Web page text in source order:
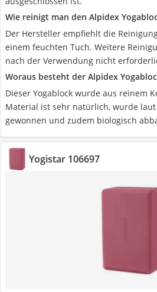
Wie reinigt man den Alpidex
Der Hersteller empfiehlt die
einem feuchten Tuch. Weitere
nach der Verwendung nicht
Woraus besteht der Alpidex
Dieser Yogablock wurde aus reinem
Material ist sehr natürlich, wurde
gewonnen und zudem biologisch
Yogistar 106697